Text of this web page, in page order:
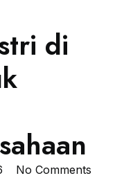
di
No Comments